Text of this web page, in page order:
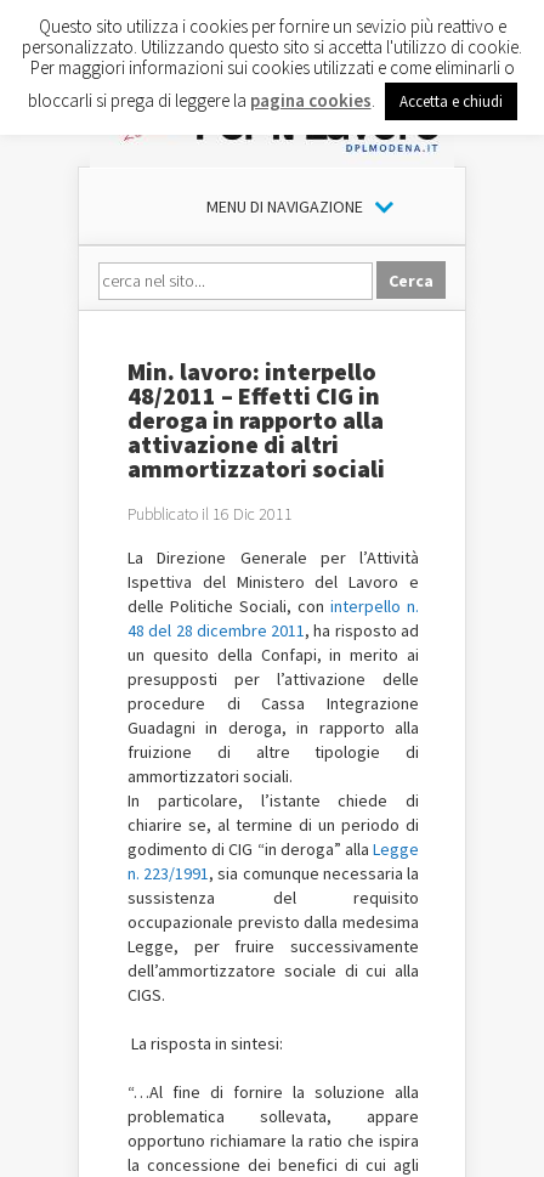
MENU DI NAVIGAZIONE
Min. lavoro: interpello
48/2011 – Effetti CIG in
deroga in rapporto alla
attivazione di altri
ammortizzatori sociali
Pubblicato il 16 Dic 2011
La Direzione Generale per l’Attività
Ispettiva del Ministero del Lavoro e
delle Politiche Sociali, con interpello n.
48 del 28 dicembre 2011, ha risposto ad
un quesito della Confapi, in merito ai
presupposti per l’attivazione delle
procedure di Cassa Integrazione
Guadagni in deroga, in rapporto alla
fruizione di altre tipologie di
ammortizzatori sociali.
In particolare, l’istante chiede di
chiarire se, al termine di un periodo di
godimento di CIG “in deroga” alla Legge
n. 223/1991, sia comunque necessaria la
sussistenza del requisito
occupazionale previsto dalla medesima
Legge, per fruire successivamente
dell’ammortizzatore sociale di cui alla
CIGS.
La risposta in sintesi:
“…Al fine di fornire la soluzione alla
problematica sollevata, appare
opportuno richiamare la ratio che ispira
la concessione dei benefici di cui agli
Questo sito utilizza i cookies per fornire un sevizio più reattivo e
personalizzato. Utilizzando questo sito si accetta l'utilizzo di cookie.
Per maggiori informazioni sui cookies utilizzati e come eliminarli o
bloccarli si prega di leggere la pagina cookies Accetta e chiudi